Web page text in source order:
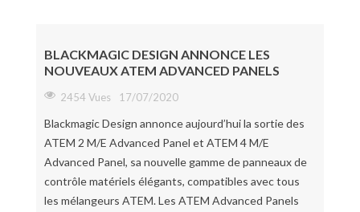
BLACKMAGIC DESIGN ANNONCE LES
NOUVEAUX ATEM ADVANCED PANELS
2454 Vues 17/07/2020
Blackmagic Design annonce aujourd’hui la sortie des
ATEM 2 M/E Advanced Panel et ATEM 4 M/E
Advanced Panel, sa nouvelle gamme de panneaux de
contrôle matériels élégants, compatibles avec tous
les mélangeurs ATEM. Les ATEM Advanced Panels